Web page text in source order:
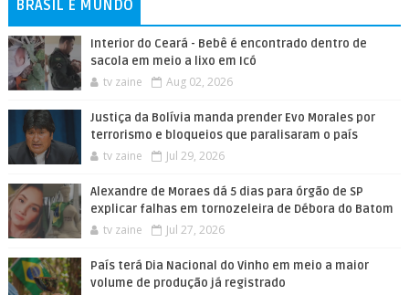
BRASIL E MUNDO
Interior do Ceará - Bebê é encontrado dentro de
sacola em meio a lixo em Icó
tv zaine Aug 02, 2026
Justiça da Bolívia manda prender Evo Morales por
terrorismo e bloqueios que paralisaram o país
tv zaine Jul 29, 2026
Alexandre de Moraes dá 5 dias para órgão de SP
explicar falhas em tornozeleira de Débora do Batom
tv zaine Jul 27, 2026
País terá Dia Nacional do Vinho em meio a maior
volume de produção já registrado